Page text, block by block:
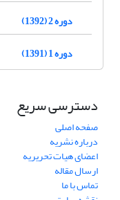
دوره 2 (1392)
دوره 1 (1391)
دسترسی سریع
صفحه اصلی
درباره نشریه
اعضای هیات تحریریه
ارسال مقاله
تماس با ما